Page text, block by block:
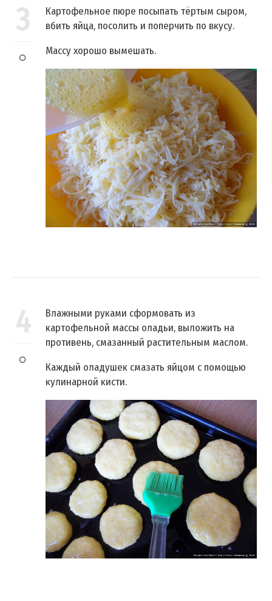
3
Картофельное пюре посыпать тёртым сыром,
вбить яйца, посолить и поперчить по вкусу.
Массу хорошо вымешать.
4
Влажными руками сформовать из
картофельной массы оладьи, выложить на
противень, смазанный растительным маслом.
Каждый оладушек смазать яйцом с помощью
кулинарной кисти.